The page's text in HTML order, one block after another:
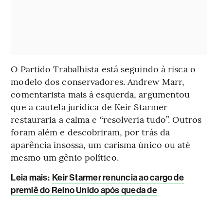
O Partido Trabalhista está seguindo à risca o
modelo dos conservadores. Andrew Marr,
comentarista mais à esquerda, argumentou
que a cautela jurídica de Keir Starmer
restauraria a calma e “resolveria tudo”. Outros
foram além e descobriram, por trás da
aparência insossa, um carisma único ou até
mesmo um gênio político.
Leia mais: Keir Starmer renuncia ao cargo de
premiê do Reino Unido após queda de